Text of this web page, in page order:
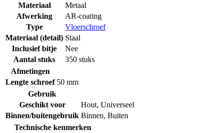
Materiaal
Metaal
Afwerking
AR-coating
Type
Vloerschroef
Materiaal (detail) Staal
Inclusief bitje
Nee
Aantal stuks
350 stuks
Afmetingen
Lengte schroef 50 mm
Gebruik
Geschikt voor
Hout, Universeel
Binnen/buitengebruik Binnen, Buiten
Technische kenmerken